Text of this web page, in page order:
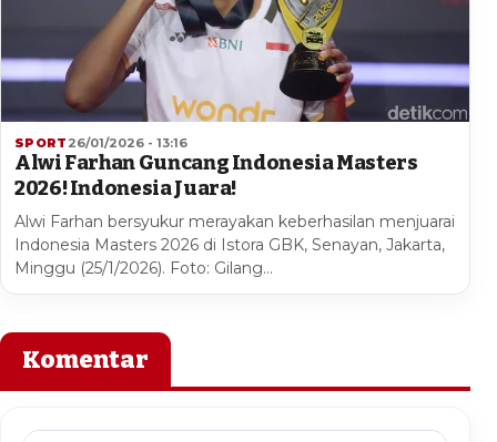
SPORT 26/01/2026 - 13:16
Alwi Farhan Guncang Indonesia Masters
2026! Indonesia Juara!
Alwi Farhan bersyukur merayakan keberhasilan menjuarai
Indonesia Masters 2026 di Istora GBK, Senayan, Jakarta,
Minggu (25/1/2026). Foto: Gilang…
Komentar